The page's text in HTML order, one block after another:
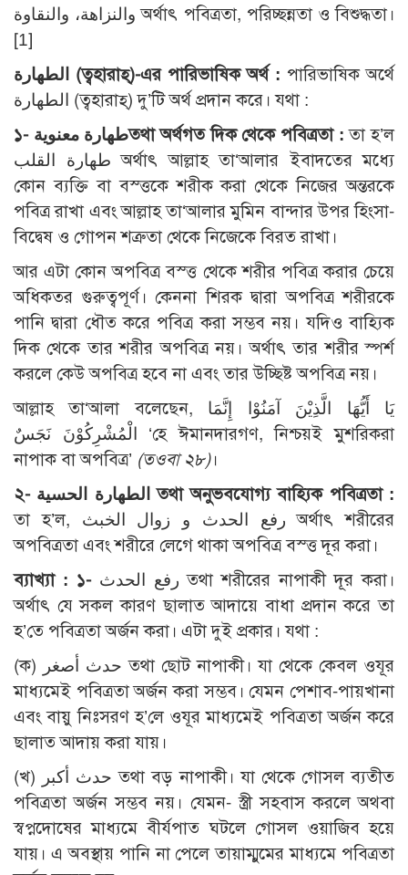
والنزاهة، والنقاوة অর্থাৎ পবিত্রতা, পরিচ্ছন্নতা ও বিশুদ্ধতা।
[1]
الطهارة
(ত্বহারাহ্)-এর পারিভাষিক অর্থ : পারিভাষিক অর্থে
الطهارة (ত্বহারাহ্) দু’টি অর্থ প্রদান করে। যথা :
১- طهارة معنويةতথা অর্থগত দিক থেকে পবিত্রতা : তা হ’ল
طهارة القلب অর্থাৎ আল্লাহ তা‘আলার ইবাদতের মধ্যে
কোন ব্যক্তি বা বস্ত্তকে শরীক করা থেকে নিজের অন্তরকে
পবিত্র রাখা এবং আল্লাহ তা‘আলার মুমিন বান্দার উপর হিংসা-
বিদ্বেষ ও গোপন শত্রুতা থেকে নিজেকে বিরত রাখা।
আর এটা কোন অপবিত্র বস্ত্ত থেকে শরীর পবিত্র করার চেয়ে
অধিকতর গুরুত্বপূর্ণ। কেননা শিরক দ্বারা অপবিত্র শরীরকে
পানি দ্বারা ধৌত করে পবিত্র করা সম্ভব নয়। যদিও বাহ্যিক
দিক থেকে তার শরীর অপবিত্র নয়। অর্থাৎ তার শরীর স্পর্শ
করলে কেউ অপবিত্র হবে না এবং তার উচ্ছিষ্ট অপবিত্র নয়।
আল্লাহ তা‘আলা বলেছেন, يَا أَيُّهَا الَّذِيْنَ آمَنُوْا إِنَّمَا
الْمُشْرِكُوْنَ نَجَسٌ ‘হে ঈমানদারগণ, নিশ্চয়ই মুশরিকরা
নাপাক বা অপবিত্র’ (তওবা ২৮)।
২- الطهارة الحسية তথা অনুভবযোগ্য বাহ্যিক পবিত্রতা :
তা হ’ল, رفع الحدث و زوال الخبث অর্থাৎ শরীরের
অপবিত্রতা এবং শরীরে লেগে থাকা অপবিত্র বস্ত্ত দূর করা।
ব্যাখ্যা : ১-رفع الحدث তথা শরীরের নাপাকী দূর করা।
অর্থাৎ যে সকল কারণ ছালাত আদায়ে বাধা প্রদান করে তা
হ’তে পবিত্রতা অর্জন করা। এটা দুই প্রকার। যথা :
(ক) حدث أصغر তথা ছোট নাপাকী। যা থেকে কেবল ওযূর
মাধ্যমেই পবিত্রতা অর্জন করা সম্ভব। যেমন পেশাব-পায়খানা
এবং বায়ু নিঃসরণ হ’লে ওযূর মাধ্যমেই পবিত্রতা অর্জন করে
ছালাত আদায় করা যায়।
(খ) حدث أكبر তথা বড় নাপাকী। যা থেকে গোসল ব্যতীত
পবিত্রতা অর্জন সম্ভব নয়। যেমন- স্ত্রী সহবাস করলে অথবা
স্বপ্নদোষের মাধ্যমে বীর্যপাত ঘটলে গোসল ওয়াজিব হয়ে
যায়। এ অবস্থায় পানি না পেলে তায়াম্মুমের মাধ্যমে পবিত্রতা